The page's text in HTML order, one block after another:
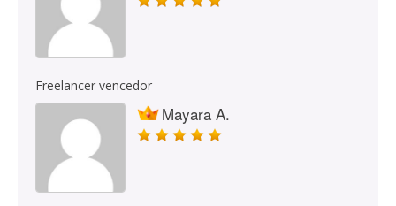
Freelancer vencedor
Mayara A.